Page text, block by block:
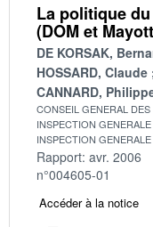
La politique
(DOM et
DE KORSAK,
HOSSARD, Claude
CANNARD,
CONSEIL GENERAL
INSPECTION
INSPECTION
Rapport: avr. 2006
n°004605-01
Accéder à la notice